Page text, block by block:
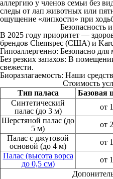
аллергию у членов семьи без
следы от лап животных или
ощущение «липкости» при
Безопасность
В 2025 году приоритет —
брендов Chemspec (США) и
Гипоаллергенно: Безопасно для
Без резких запахов: В
свежести.
Биоразлагаемость: Наши
Стоимость
Тип паласа
Базовая
Синтетический
палас (до 3 м)
от
Шерстяной палас (до
5 м)
от
Палас с джутовой
основой (до 4 м)
от
Палас (высота ворса
до 0,5 см)
от